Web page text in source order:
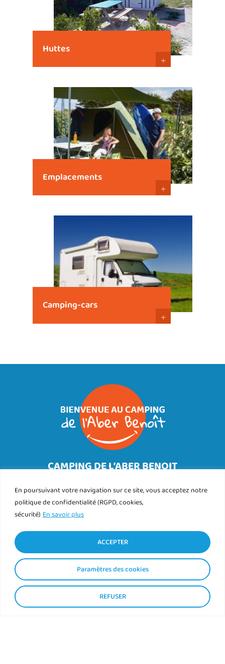
En poursuivant votre navigation sur ce site, vous acceptez notre
politique de confidentialité (RGPD, cookies,
sécurité) En savoir plus
Paramètres des cookies
REFUSER
ACCEPTER
Huttes
+
Emplacements
+
Camping-cars
+
CAMPING DE L’ABER BENOIT
29830 SAINT PABU
Tél.02 98 89 76 25
Nous trouver